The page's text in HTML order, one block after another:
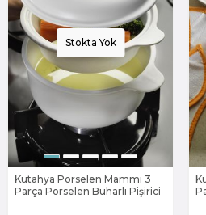
Stokta Yok
Kütahya Porselen Mammi 3
Parça Porselen Buharlı Pişirici